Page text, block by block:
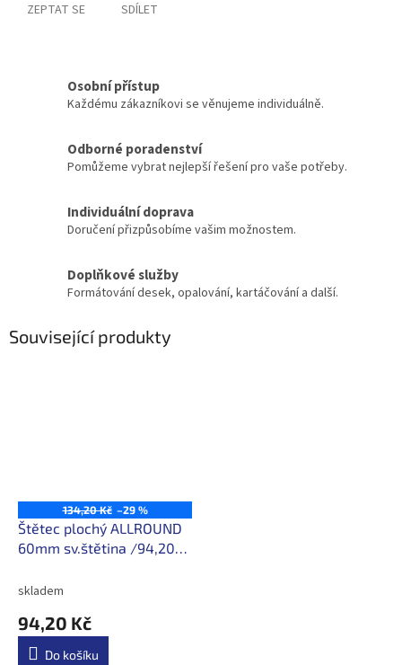
ZEPTAT SE SDÍLET
Osobní přístup
Každému zákazníkovi se věnujeme individuálně.
Odborné poradenství
Pomůžeme vybrat nejlepší řešení pro vaše potřeby.
Individuální doprava
Doručení přizpůsobíme vašim možnostem.
Doplňkové služby
Formátování desek, opalování, kartáčování a další.
Související produkty
134,20 Kč –29 %
Štětec plochý ALLROUND
60mm sv.štětina /94,20
skladem
94,20 Kč
Do košíku